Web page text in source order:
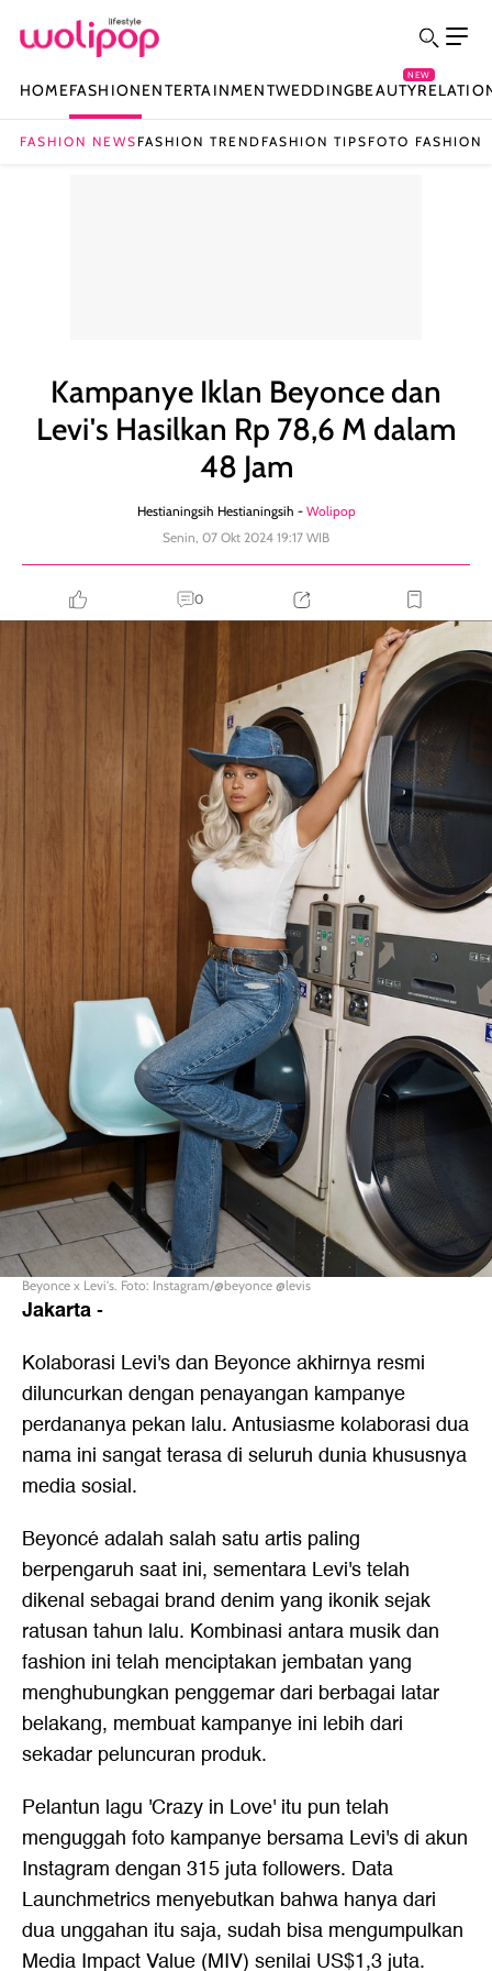
HOMEFASHIONENTERTAINMENTWEDDINGBEAUTY
NEW
FASHION NEWS FASHION TREND FASHION TIPS FOTO FASHION
Kampanye Iklan Beyonce dan
Levi's Hasilkan Rp 78,6 M dalam
48 Jam
Hestianingsih Hestianingsih - Wolipop
Senin, 07 Okt 2024 19:17 WIB
0
Beyonce x Levi's. Foto: Instagram/@beyonce @levis
Jakarta-
Kolaborasi Levi's dan Beyonce akhirnya resmi
diluncurkan dengan penayangan kampanye
perdananya pekan lalu. Antusiasme kolaborasi dua
nama ini sangat terasa di seluruh dunia khususnya
media sosial.
Beyoncé adalah salah satu artis paling
berpengaruh saat ini, sementara Levi's telah
dikenal sebagai brand denim yang ikonik sejak
ratusan tahun lalu. Kombinasi antara musik dan
fashion ini telah menciptakan jembatan yang
menghubungkan penggemar dari berbagai latar
belakang, membuat kampanye ini lebih dari
sekadar peluncuran produk.
Pelantun lagu 'Crazy in Love' itu pun telah
menguggah foto kampanye bersama Levi's di akun
Instagram dengan 315 juta followers. Data
Launchmetrics menyebutkan bahwa hanya dari
dua unggahan itu saja, sudah bisa mengumpulkan
Media Impact Value (MIV) senilai US$1,3 juta.